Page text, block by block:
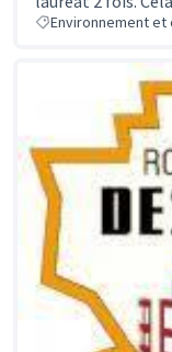
Environnement et